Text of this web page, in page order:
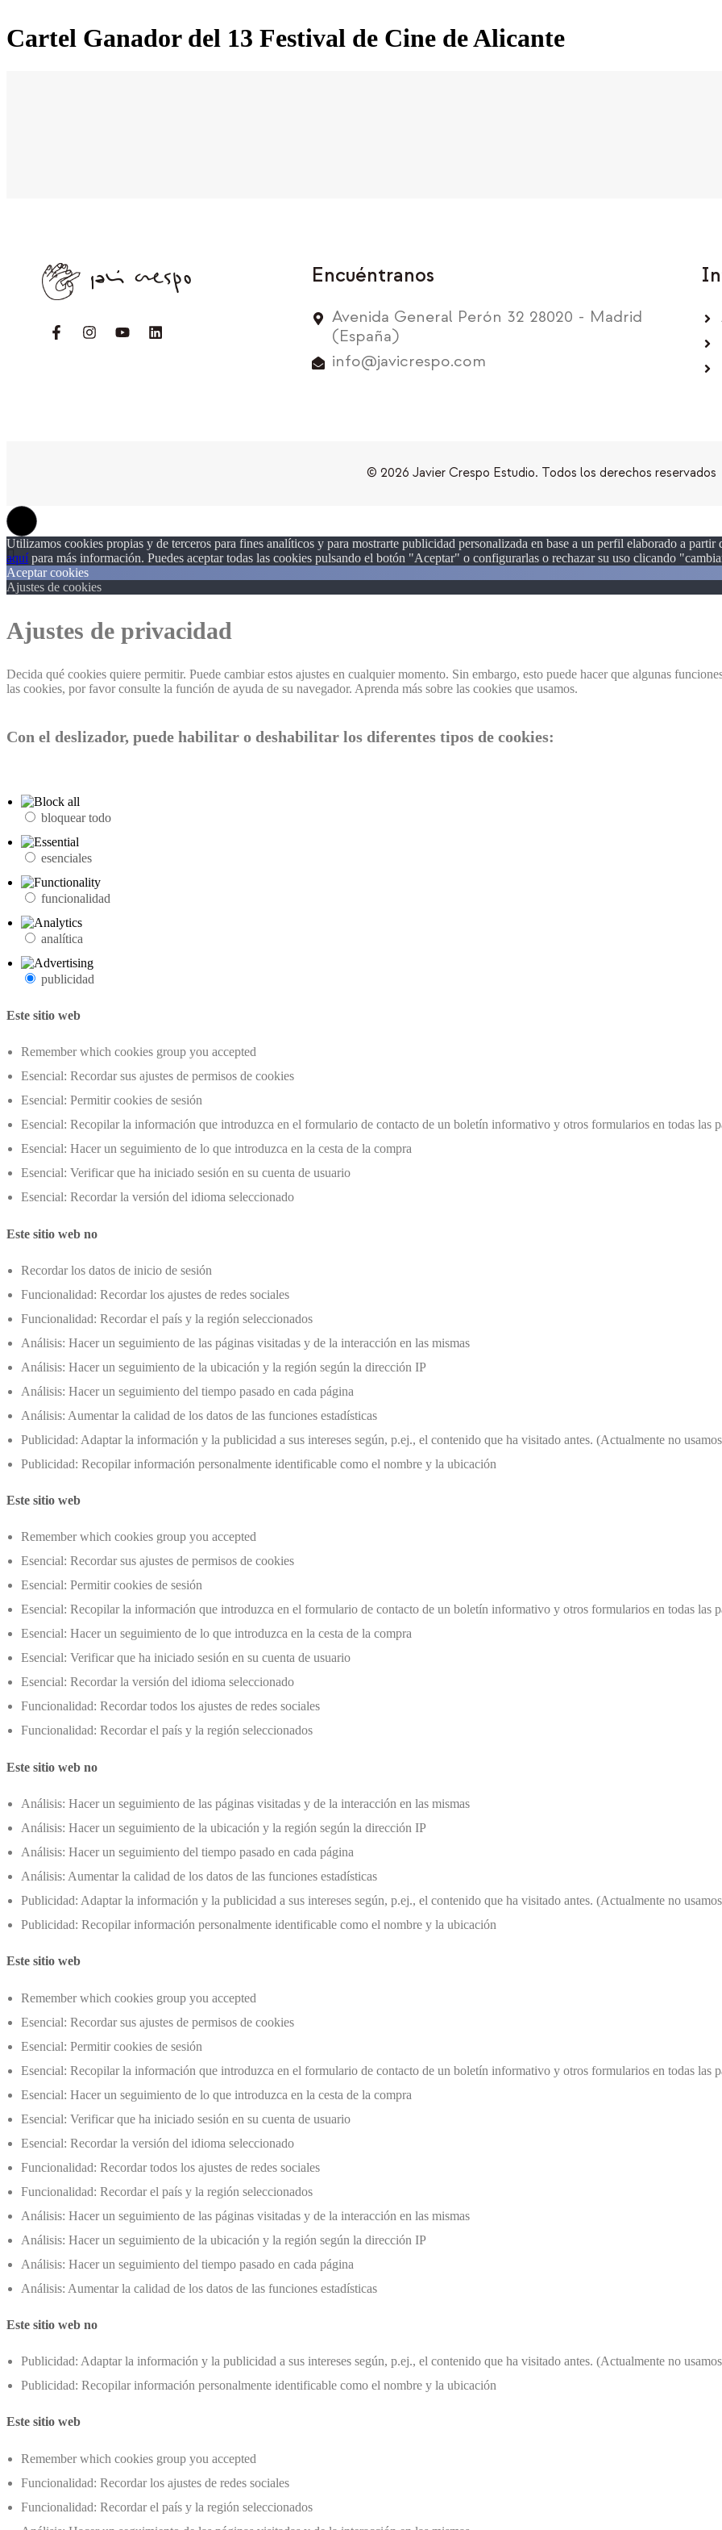
Cartel Ganador del 13 Festival de Cine de Alicante
Encuéntranos
Avenida General Perón 32 28020 - Madrid
(España)
info@javicrespo.com
© 2026 Javier Crespo Estudio. Todos los derechos reservados
Utilizamos cookies propias y de terceros para fines analíticos y para mostrarte publicidad personalizada en base a un perfil elaborado a
aquí para más información. Puedes aceptar todas las cookies pulsando el botón "Aceptar" o configurarlas o rechazar su uso clicando
Aceptar cookies
Ajustes de cookies
Ajustes de privacidad
Decida qué cookies quiere permitir. Puede cambiar estos ajustes en cualquier momento. Sin embargo, esto puede hacer que algunas
las cookies, por favor consulte la función de ayuda de su navegador. Aprenda más sobre las cookies que usamos.
Con el deslizador, puede habilitar o deshabilitar los diferentes tipos de cookies:
bloquear todo
esenciales
funcionalidad
analítica
publicidad
Este sitio web
Remember which cookies group you accepted
Esencial: Recordar sus ajustes de permisos de cookies
Esencial: Permitir cookies de sesión
Esencial: Recopilar la información que introduzca en el formulario de contacto de un boletín informativo y otros formularios en todas las
Esencial: Hacer un seguimiento de lo que introduzca en la cesta de la compra
Esencial: Verificar que ha iniciado sesión en su cuenta de usuario
Esencial: Recordar la versión del idioma seleccionado
Este sitio web no
Recordar los datos de inicio de sesión
Funcionalidad: Recordar los ajustes de redes sociales
Funcionalidad: Recordar el país y la región seleccionados
Análisis: Hacer un seguimiento de las páginas visitadas y de la interacción en las mismas
Análisis: Hacer un seguimiento de la ubicación y la región según la dirección IP
Análisis: Hacer un seguimiento del tiempo pasado en cada página
Análisis: Aumentar la calidad de los datos de las funciones estadísticas
Publicidad: Adaptar la información y la publicidad a sus intereses según, p.ej., el contenido que ha visitado antes. (Actualmente no
Publicidad: Recopilar información personalmente identificable como el nombre y la ubicación
Este sitio web
Remember which cookies group you accepted
Esencial: Recordar sus ajustes de permisos de cookies
Esencial: Permitir cookies de sesión
Esencial: Recopilar la información que introduzca en el formulario de contacto de un boletín informativo y otros formularios en todas las
Esencial: Hacer un seguimiento de lo que introduzca en la cesta de la compra
Esencial: Verificar que ha iniciado sesión en su cuenta de usuario
Esencial: Recordar la versión del idioma seleccionado
Funcionalidad: Recordar todos los ajustes de redes sociales
Funcionalidad: Recordar el país y la región seleccionados
Este sitio web no
Análisis: Hacer un seguimiento de las páginas visitadas y de la interacción en las mismas
Análisis: Hacer un seguimiento de la ubicación y la región según la dirección IP
Análisis: Hacer un seguimiento del tiempo pasado en cada página
Análisis: Aumentar la calidad de los datos de las funciones estadísticas
Publicidad: Adaptar la información y la publicidad a sus intereses según, p.ej., el contenido que ha visitado antes. (Actualmente no
Publicidad: Recopilar información personalmente identificable como el nombre y la ubicación
Este sitio web
Remember which cookies group you accepted
Esencial: Recordar sus ajustes de permisos de cookies
Esencial: Permitir cookies de sesión
Esencial: Recopilar la información que introduzca en el formulario de contacto de un boletín informativo y otros formularios en todas las
Esencial: Hacer un seguimiento de lo que introduzca en la cesta de la compra
Esencial: Verificar que ha iniciado sesión en su cuenta de usuario
Esencial: Recordar la versión del idioma seleccionado
Funcionalidad: Recordar todos los ajustes de redes sociales
Funcionalidad: Recordar el país y la región seleccionados
Análisis: Hacer un seguimiento de las páginas visitadas y de la interacción en las mismas
Análisis: Hacer un seguimiento de la ubicación y la región según la dirección IP
Análisis: Hacer un seguimiento del tiempo pasado en cada página
Análisis: Aumentar la calidad de los datos de las funciones estadísticas
Este sitio web no
Publicidad: Adaptar la información y la publicidad a sus intereses según, p.ej., el contenido que ha visitado antes. (Actualmente no
Publicidad: Recopilar información personalmente identificable como el nombre y la ubicación
Este sitio web
Remember which cookies group you accepted
Funcionalidad: Recordar los ajustes de redes sociales
Funcionalidad: Recordar el país y la región seleccionados